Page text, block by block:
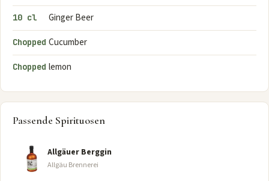
10 cl Ginger Beer
Chopped Cucumber
Chopped lemon
Passende Spirituosen
Allgäuer Berggin
Allgäu Brennerei